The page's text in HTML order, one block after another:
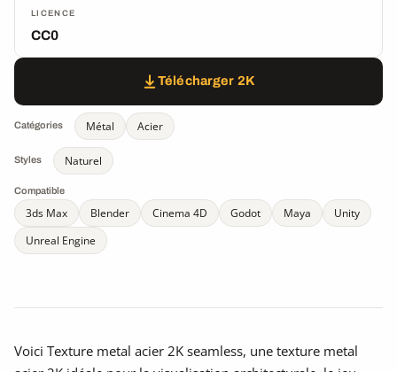
LICENCE
CC0
Télécharger 2K
Catégories Métal Acier
Styles Naturel
Compatible
3ds Max Blender Cinema 4D Godot Maya
Unity
Unreal Engine
Voici Texture metal acier 2K seamless, une texture metal